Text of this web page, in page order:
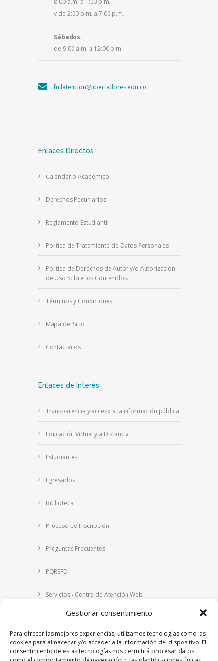
Gestionar consentimiento
Para ofrecer las mejores experiencias, utilizamos tecnologías como las
cookies para almacenar y/o acceder a la información del dispositivo. El
consentimiento de estas tecnologías nos permitirá procesar datos
y de 2:00 p.m. a 7:00 p.m.
Sábados:
de 9:00 a.m. a 12:00 p.m.
fullatencion@libertadores.edu.co
Enlaces Directos
Calendario Académico
Derechos Pecuniarios
Reglamento Estudiantil
Política de Tratamiento de Datos Personales
Política de Derechos de Autor y/o Autorización
de Uso Sobre los Contenidos.
Términos y Condiciones
Mapa del Sitio
Contáctanos
Enlaces de Interés
Transparencia y acceso a la información pública
Educación Virtual y a Distancia
Estudiantes
Egresados
Biblioteca
Proceso de Inscripción
Preguntas Frecuentes
PQRSFD
Servicios / Centro de Atención Web
Correo Institucional
Notificaciones judiciales